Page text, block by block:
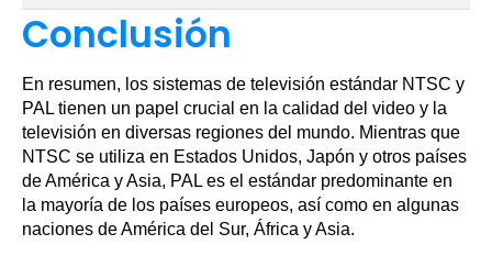
Conclusión
En resumen, los sistemas de televisión estándar NTSC y
PAL tienen un papel crucial en la calidad del video y la
televisión en diversas regiones del mundo. Mientras que
NTSC se utiliza en Estados Unidos, Japón y otros países
de América y Asia, PAL es el estándar predominante en
la mayoría de los países europeos, así como en algunas
naciones de América del Sur, África y Asia.